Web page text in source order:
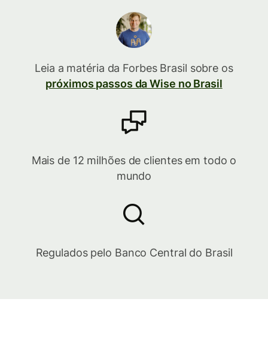
Leia a matéria da Forbes Brasil sobre os
próximos passos da Wise no Brasil
Mais de 12 milhões de clientes em todo o
mundo
Regulados pelo Banco Central do Brasil